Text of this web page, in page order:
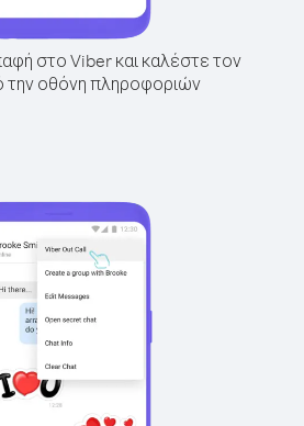
στο Viber και καλέστε τον
την οθόνη πληροφοριών